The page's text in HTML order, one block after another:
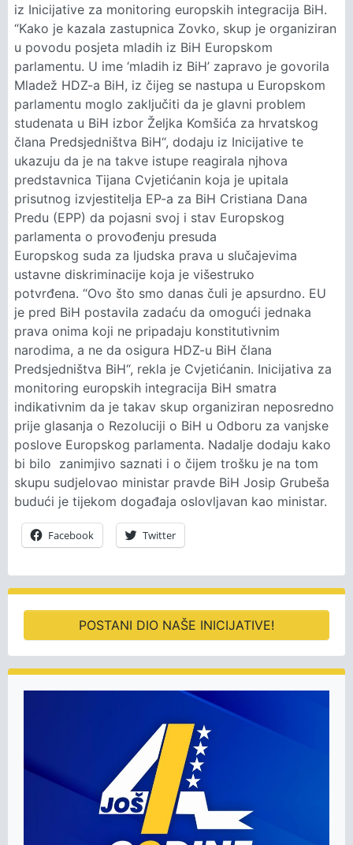
iz Inicijative za monitoring europskih integracija BiH.
“Kako je kazala zastupnica Zovko, skup je organiziran
u povodu posjeta mladih iz BiH Europskom
parlamentu. U ime ‘mladih iz BiH’ zapravo je govorila
Mladež HDZ-a BiH, iz čijeg se nastupa u Europskom
parlamentu moglo zaključiti da je glavni problem
studenata u BiH izbor Željka Komšića za hrvatskog
člana Predsjedništva BiH“, dodaju iz Inicijative te
ukazuju da je na takve istupe reagirala njhova
predstavnica Tijana Cvjetićanin koja je upitala
prisutnog izvjestitelja EP-a za BiH Cristiana Dana
Predu (EPP) da pojasni svoj i stav Europskog
parlamenta o provođenju presuda
Europskog suda za ljudska prava u slučajevima
ustavne diskriminacije koja je višestruko
potvrđena. “Ovo što smo danas čuli je apsurdno. EU
je pred BiH postavila zadaću da omogući jednaka
prava onima koji ne pripadaju konstitutivnim
narodima, a ne da osigura HDZ-u BiH člana
Predsjedništva BiH“, rekla je Cvjetićanin. Inicijativa za
monitoring europskih integracija BiH smatra
indikativnim da je takav skup organiziran neposredno
prije glasanja o Rezoluciji o BiH u Odboru za vanjske
poslove Europskog parlamenta. Nadalje dodaju kako
bi bilo zanimjivo saznati i o čijem trošku je na tom
skupu sudjelovao ministar pravde BiH Josip Grubeša
budući je tijekom događaja oslovljavan kao ministar.
Facebook Twitter
POSTANI DIO NAŠE INICIJATIVE!